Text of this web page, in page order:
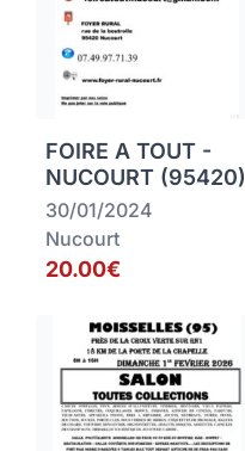
FOIRE A TOUT -
NUCOURT (95420)
30/01/2024
Nucourt
20.00€